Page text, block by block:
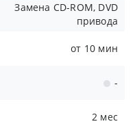
Замена CD-ROM, DVD
привода
от 10 мин
-
2 мес